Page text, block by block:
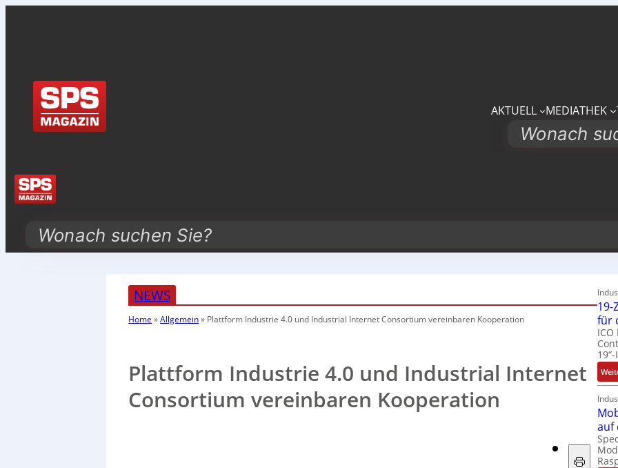
AKTUELL MEDIATHEK
Search
Search
NEWS
Home »Allgemein» Plattform Industrie 4.0 und Industrial Internet Consortium vereinbaren Kooperation
Plattform Industrie 4.0 und Industrial Internet
Consortium vereinbaren Kooperation
19-
für
auf